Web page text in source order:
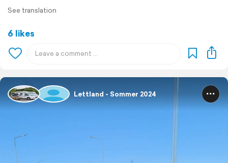
See translation
6 likes
Lettland - Sommer 2024